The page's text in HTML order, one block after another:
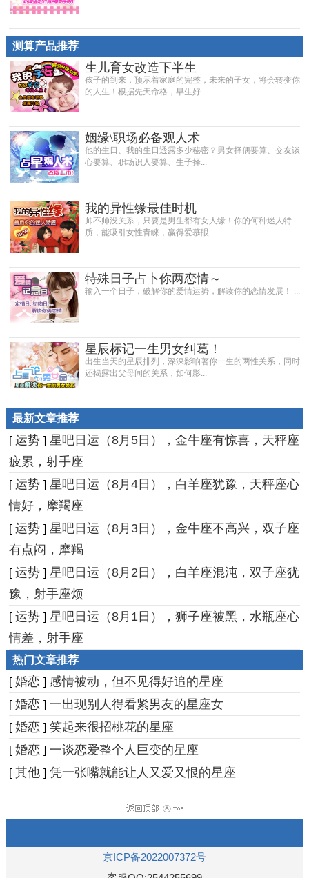
测算产品推荐
生儿育女改造下半生
孩子的到来，预示着家庭的完整，未来的子女，将会转变你
的人生！根据先天命格，早生好...
姻缘\职场必备观人术
他的生日、我的生日透露多少秘密？男女择偶要算、交友谈
心要算、职场识人要算、生子择...
我的异性缘最佳时机
帅不帅没关系，只要是男生都有女人缘！你的何种迷人特
质，能吸引女性青睐，赢得爱慕眼...
特殊日子占卜你两恋情～
输入一个日子，破解你的爱情运势，解读你的恋情发展！ ...
星辰标记一生男女纠葛！
出生当天的星辰排列，深深影响著你一生的两性关系，同时
还揭露出父母间的关系，如何影...
最新文章推荐
[ 运势 ] 星吧日运（8月5日），金牛座有惊喜，天秤座
疲累，射手座
[ 运势 ] 星吧日运（8月4日），白羊座犹豫，天秤座心
情好，摩羯座
[ 运势 ] 星吧日运（8月3日），金牛座不高兴，双子座
有点闷，摩羯
[ 运势 ] 星吧日运（8月2日），白羊座混沌，双子座犹
豫，射手座烦
[ 运势 ] 星吧日运（8月1日），狮子座被黑，水瓶座心
情差，射手座
热门文章推荐
[ 婚恋 ] 感情被动，但不见得好追的星座
[ 婚恋 ] 一出现别人得看紧男友的星座女
[ 婚恋 ] 笑起来很招桃花的星座
[ 婚恋 ] 一谈恋爱整个人巨变的星座
[ 其他 ] 凭一张嘴就能让人又爱又恨的星座
京ICP备2022007372号